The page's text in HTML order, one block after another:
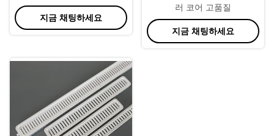
지금 채팅하세요
러 코어 고품질
지금 채팅하세요